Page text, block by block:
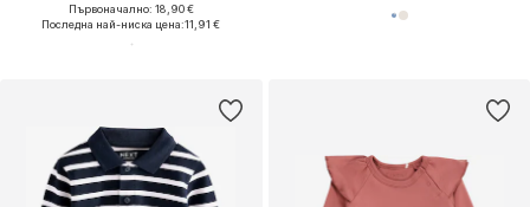
Първоначално: 18,90 €
Последна най-ниска цена:11,91 €